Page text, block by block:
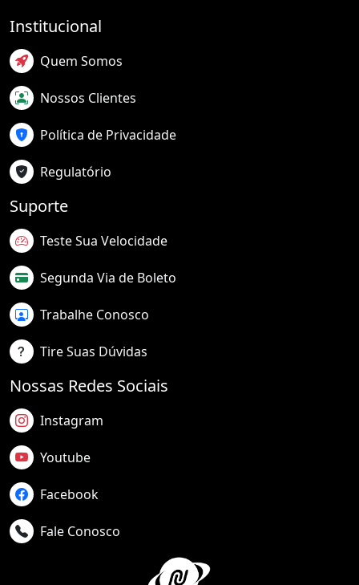
Institucional
Quem Somos
Nossos Clientes
Política de Privacidade
Regulatório
Suporte
Teste Sua Velocidade
Segunda Via de Boleto
Trabalhe Conosco
Tire Suas Dúvidas
Nossas Redes Sociais
Instagram
Youtube
Facebook
Fale Conosco